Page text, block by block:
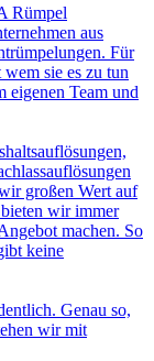
Rümpel
aus
Für
sie es zu tun
eigenen Team und
großen Wert auf
wir immer
machen. So
keine
Genau so,
wir mit